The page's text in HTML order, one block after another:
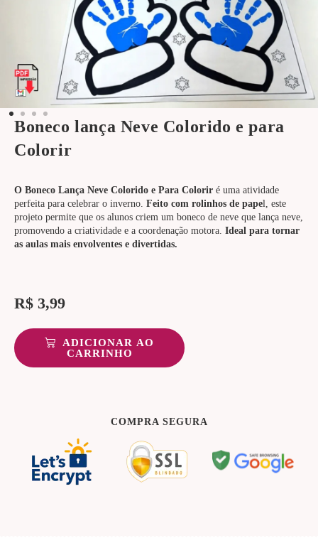
Boneco lança Neve Colorido e para
Colorir
O Boneco Lança Neve Colorido e Para Colorir é uma atividade
perfeita para celebrar o inverno. Feito com rolinhos de papel, este
projeto permite que os alunos criem um boneco de neve que lança neve,
promovendo a criatividade e a coordenação motora. Ideal para tornar
as aulas mais envolventes e divertidas.
R$ 3,99
ADICIONAR AO
CARRINHO
COMPRA SEGURA